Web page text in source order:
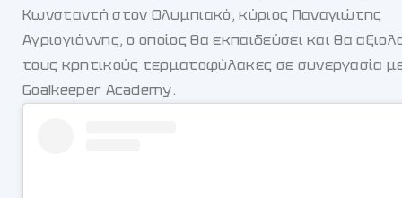
Κωνσταντή στον Ολυμπιακό, κύριος Παναγιώτης
Αγριογιάννης, ο οποίος θα εκπαιδεύσει και θα
τους κρητικούς τερματοφύλακες σε συνεργασία
Goalkeeper Academy.